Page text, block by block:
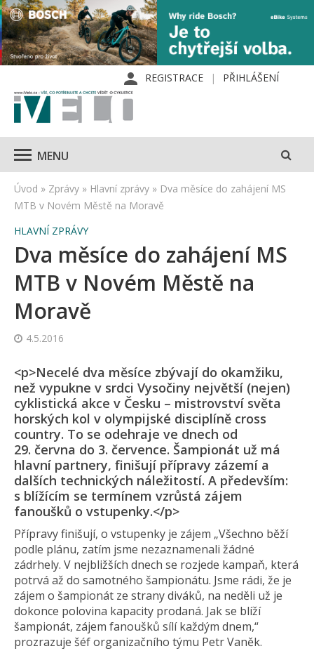
REGISTRACE PŘIHLÁŠENÍ
MENU
Úvod » Zprávy » Hlavní zprávy » Dva měsíce do zahájení MS
MTB v Novém Městě na Moravě
HLAVNÍ ZPRÁVY
Dva měsíce do zahájení MS
MTB v Novém Městě na
Moravě
4.5.2016
<p>Necelé dva měsíce zbývají do okamžiku,
než vypukne v srdci Vysočiny největší (nejen)
cyklistická akce v Česku – mistrovství světa
horských kol v olympijské disciplíně cross
country. To se odehraje ve dnech od
29. června do 3. července. Šampionát už má
hlavní partnery, finišují přípravy zázemí a
dalších technických náležitostí. A především:
s blížícím se termínem vzrůstá zájem
fanoušků o vstupenky.</p>
Přípravy finišují, o vstupenky je zájem „Všechno běží
podle plánu, zatím jsme nezaznamenali žádné
zádrhely. V nejbližších dnech se rozjede kampaň, která
potrvá až do samotného šampionátu. Jsme rádi, že je
zájem o šampionát ze strany diváků, na neděli už je
dokonce polovina kapacity prodaná. Jak se blíží
šampionát, zájem fanoušků sílí každým dnem,“
prozrazuje šéf organizačního týmu Petr Vaněk.